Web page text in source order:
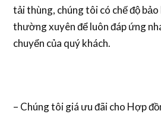
tải thùng, chúng tôi có chế độ
thường xuyên để luôn đáp ứng
chuyển của quý khách.
– Chúng tôi giá ưu đãi cho Hợp